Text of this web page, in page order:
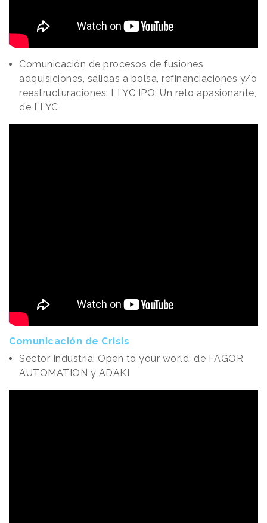
Comunicación de procesos de fusiones,
adquisiciones, salidas a bolsa, refinanciaciones y/o
reestructuraciones: LLYC IPO: Un reto apasionante,
de LLYC
Comunicación de Crisis
Sector Industria: Open to your world, de FAGOR
AUTOMATION y ADAKI